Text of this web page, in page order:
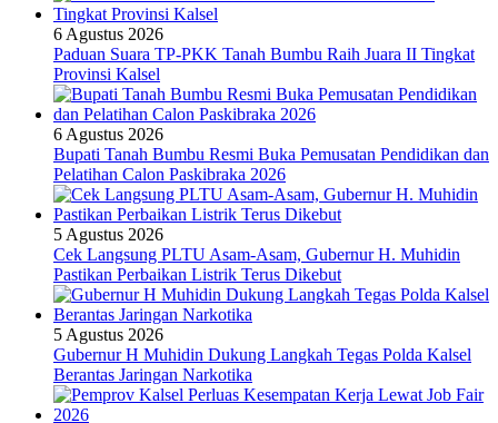
6 Agustus 2026
Paduan Suara TP-PKK Tanah Bumbu Raih Juara II Tingkat
Provinsi Kalsel
6 Agustus 2026
Bupati Tanah Bumbu Resmi Buka Pemusatan Pendidikan dan
Pelatihan Calon Paskibraka 2026
5 Agustus 2026
Cek Langsung PLTU Asam-Asam, Gubernur H. Muhidin
Pastikan Perbaikan Listrik Terus Dikebut
5 Agustus 2026
Gubernur H Muhidin Dukung Langkah Tegas Polda Kalsel
Berantas Jaringan Narkotika